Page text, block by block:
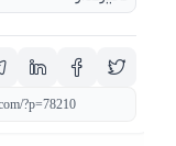
نوشته های مرتبط